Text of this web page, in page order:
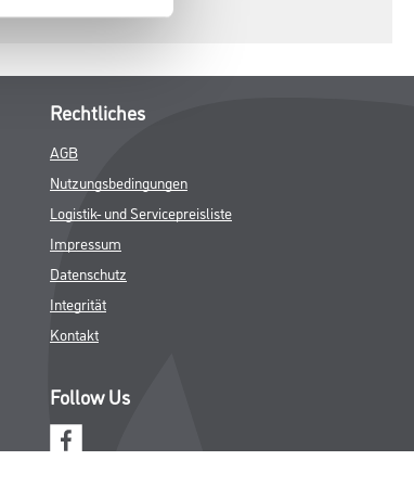
Rechtliches
AGB
Nutzungsbedingungen
Logistik- und Servicepreisliste
Impressum
Datenschutz
Integrität
Kontakt
Follow Us